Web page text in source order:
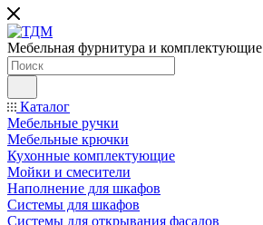
Мебельная фурнитура и комплектующие
Каталог
Мебельные ручки
Мебельные крючки
Кухонные комплектующие
Мойки и смесители
Наполнение для шкафов
Cистемы для шкафов
Системы для открывания фасадов